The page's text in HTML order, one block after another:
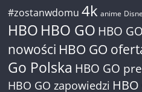
#zostanwdomu 4k anime
HBO HBO GO HBO
nowości HBO GO
Go Polska HBO GO
HBO GO zapowiedzi